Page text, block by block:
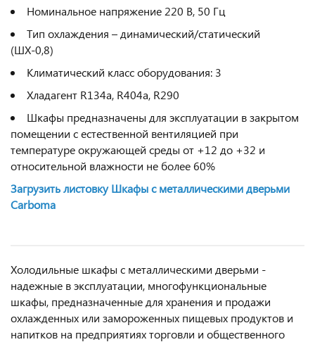
Номинальное напряжение 220 В, 50 Гц
Тип охлаждения – динамический/статический
(ШХ-0,8)
Климатический класс оборудования: 3
Хладагент R134a, R404a, R290
Шкафы предназначены для эксплуатации в закрытом
помещении с естественной вентиляцией при
температуре окружающей среды от +12 до +32 и
относительной влажности не более 60%
Загрузить листовку Шкафы с металлическими дверьми
Carboma
Холодильные шкафы с металлическими дверьми -
надежные в эксплуатации, многофункциональные
шкафы, предназначенные для хранения и продажи
охлажденных или замороженных пищевых продуктов и
напитков на предприятиях торговли и общественного